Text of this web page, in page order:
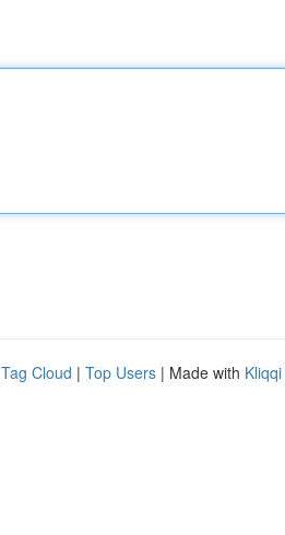
Tag Cloud | Top Users | Made with